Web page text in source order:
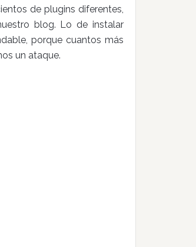
de plugins diferentes,
blog. Lo de instalar
porque cuantos más
un ataque.